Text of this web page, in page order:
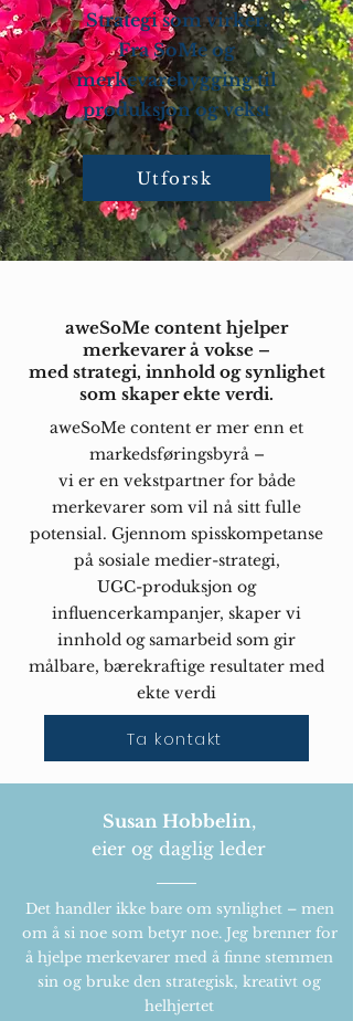
Strategi som virker.
Fra SoMe og
merkevarebygging til
produksjonog vekst
Utforsk
aweSoMe content hjelper
merkevarer å vokse –
med strategi, innhold og synlighet
som skaper ekte verdi.
aweSoMe content er mer enn et
markedsføringsbyrå –
vi er en vekstpartner for både
merkevarer som vil nå sitt fulle
potensial. Gjennom spisskompetanse
på sosiale medier-strategi,
UGC-produksjon og
influencerkampanjer, skaper vi
innhold og samarbeid som gir
målbare, bærekraftige resultater med
ekte verdi
Ta kontakt
Susan Hobbelin,
eier og daglig leder
Det handler ikke bare om synlighet – men
om å si noe som betyr noe. Jeg brenner for
å hjelpe merkevarer med å finne stemmen
sin og bruke den strategisk, kreativt og
helhjertet